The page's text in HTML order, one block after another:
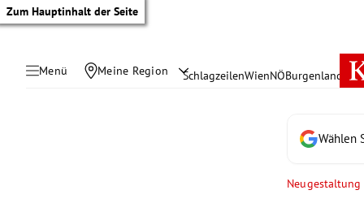
Zum Hauptinhalt der Seite
Menü Meine Region SchlagzeilenWienNÖBurgenland
Wählen
Neugestaltung